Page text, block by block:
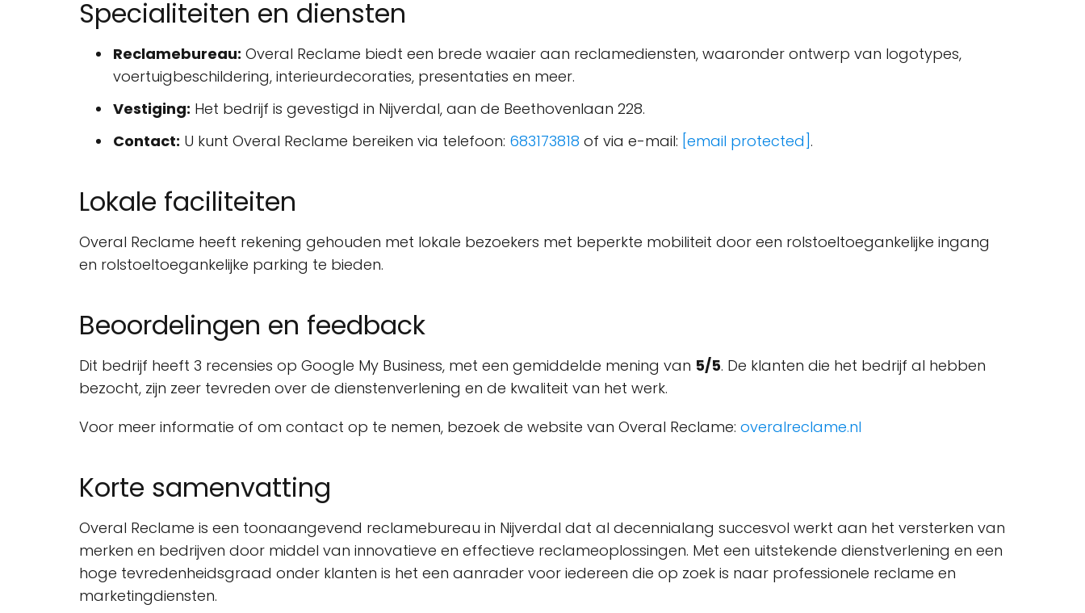
Specialiteiten en diensten
Reclamebureau: Overal Reclame biedt een brede waaier aan reclamediensten, waaronder ontwerp van logotypes,
voertuigbeschildering, interieurdecoraties, presentaties en meer.
Vestiging: Het bedrijf is gevestigd in Nijverdal, aan de Beethovenlaan 228.
Contact: U kunt Overal Reclame bereiken via telefoon: 683173818 of via e-mail: [email protected].
Lokale faciliteiten
Overal Reclame heeft rekening gehouden met lokale bezoekers met beperkte mobiliteit door een rolstoeltoegankelijke ingang
en rolstoeltoegankelijke parking te bieden.
Beoordelingen en feedback
Dit bedrijf heeft 3 recensies op Google My Business, met een gemiddelde mening van 5/5. De klanten die het bedrijf al hebben
bezocht, zijn zeer tevreden over de dienstenverlening en de kwaliteit van het werk.
Voor meer informatie of om contact op te nemen, bezoek de website van Overal Reclame: overalreclame.nl
Korte samenvatting
Overal Reclame is een toonaangevend reclamebureau in Nijverdal dat al decennialang succesvol werkt aan het versterken van
merken en bedrijven door middel van innovatieve en effectieve reclameoplossingen. Met een uitstekende dienstverlening en een
hoge tevredenheidsgraad onder klanten is het een aanrader voor iedereen die op zoek is naar professionele reclame en
marketingdiensten.